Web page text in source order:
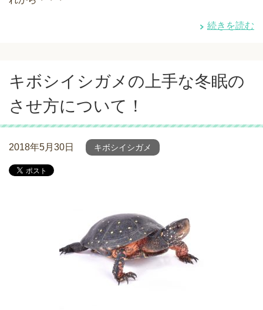
続きを読む
キボシイシガメの上手な冬眠の
させ方について！
2018年5月30日 キボシイシガメ